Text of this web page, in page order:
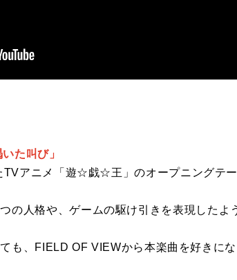
た叫び」
TVアニメ「遊☆戯☆王」のオープニングテー
の人格や、ゲームの駆け引きを表現したよ
も、FIELD OF VIEWから本楽曲を好きに